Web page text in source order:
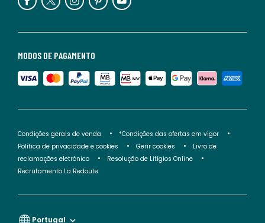
MODOS DE PAGAMENTO
Condições gerais de venda
*Condições das ofertas em vigor
Política de privacidade e cookies
Gerir cookies
Livro de
reclamações eletrónico
Resolução de Litígios Online
Recrutamento La Redoute
Portugal